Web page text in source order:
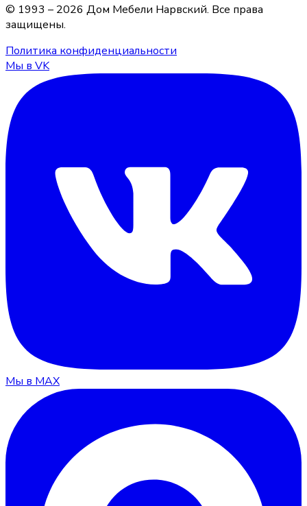
© 1993 – 2026 Дом Мебели Нарвский. Все права
защищены.
Политика конфиденциальности
Мы в VK
Мы в MAX